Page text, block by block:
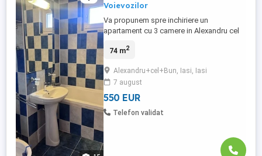
Voievozilor
Va propunem spre inchiriere un
apartament cu 3 camere in Alexandru cel
Madgearu. Apartamentul este modelul
mp si se afla la etajul 5 din 8 intr-un bloc
dotat cu interfon si lift. Ca dotari dispune
de centrala termica proprie, aer ...
74 m2
Alexandru+cel+Bun, Iasi, Iasi
7 august
550 EUR
Telefon validat